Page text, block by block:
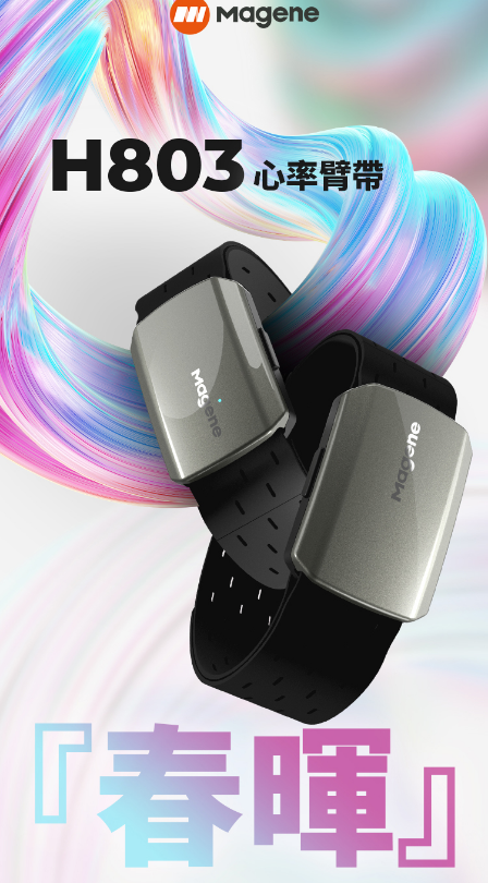
任。
４．使用「AFTEE先享後付」時，將依據個別帳號之用戶狀況，依本公司即
時審查核予不同之上限額度；若仍有額度不足之情形，本公司將視審查結果
請求用戶進行身份認證。
５．嚴禁一人註冊多個帳號或使用他人資訊註冊。若發現惡意使用之情形，
恩沛科技股份有限公司將有權停止該用戶之使用額度並採取法律行動。